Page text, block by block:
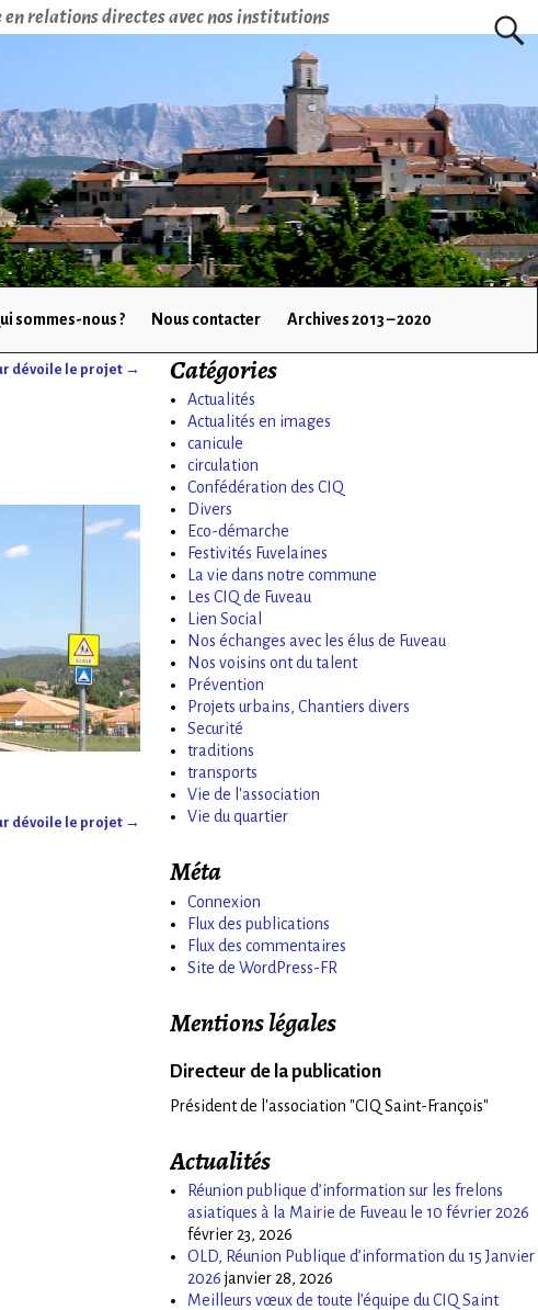
relations directes avec nos institutions
sommes-nous ? Nous contacter Archives 2013 – 2020
dévoile le projet →
dévoile le projet →
Catégories
Actualités
Actualités en images
canicule
circulation
Confédération des CIQ
Divers
Eco-démarche
Festivités Fuvelaines
La vie dans notre commune
Les CIQ de Fuveau
Lien Social
Nos échanges avec les élus de Fuveau
Nos voisins ont du talent
Prévention
Projets urbains, Chantiers divers
Securité
traditions
transports
Vie de l'association
Vie du quartier
Méta
Connexion
Flux des publications
Flux des commentaires
Site de WordPress-FR
Mentions légales
Directeur de la publication
Président de l'association "CIQ Saint-François"
Actualités
Réunion publique d’information sur les frelons
asiatiques à la Mairie de Fuveau le 10 février 2026
février 23, 2026
OLD, Réunion Publique d’information du 15 Janvier
2026 janvier 28, 2026
Meilleurs vœux de toute l’équipe du CIQ Saint